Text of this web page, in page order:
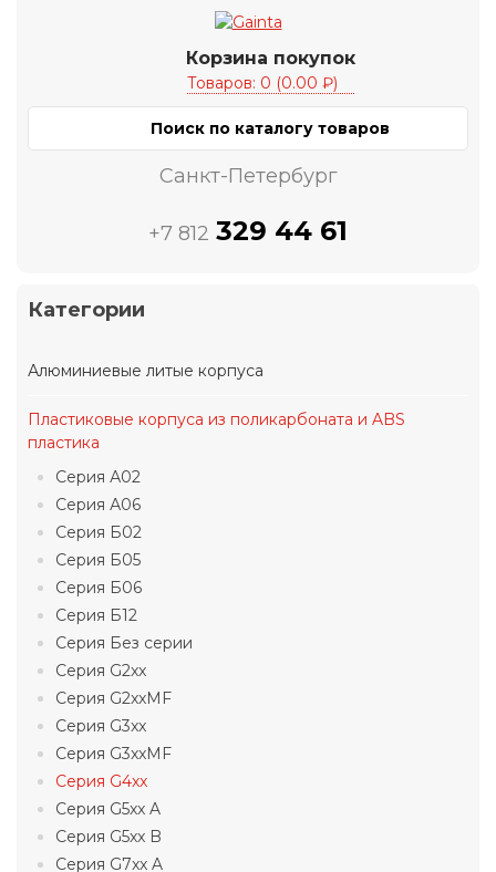
Корзина покупок
Товаров: 0 (0.00 ₽)
Санкт-Петербург
+7 812 329 44 61
Категории
Алюминиевые литые корпуса
Пластиковые корпуса из поликарбоната и ABS
пластика
Серия А02
Серия А06
Серия Б02
Серия Б05
Серия Б06
Серия Б12
Серия Без серии
Серия G2xx
Серия G2xxMF
Серия G3xx
Серия G3xxMF
Серия G4xx
Серия G5xx A
Серия G5xx B
Серия G7xx A